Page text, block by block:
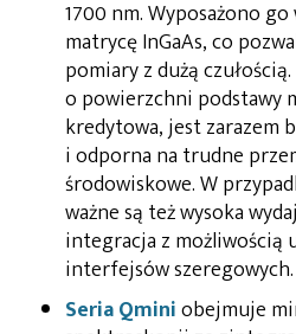
1700 nm. Wyposażono
matrycę InGaAs, co
pomiary z dużą
o powierzchni podstawy
kredytowa, jest zarazem
i odporna na trudne
środowiskowe. W
ważne są też wysoka
integracja z możliwością
interfejsów szeregowych.
Seria Qminiobejmuje